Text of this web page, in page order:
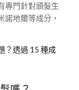
專門針對頭髮生
諾地爾等成分，
？透過 15 種成